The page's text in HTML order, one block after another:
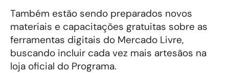
Também estão sendo preparados novos
materiais e capacitações gratuitas sobre as
ferramentas digitais do Mercado Livre,
buscando incluir cada vez mais artesãos na
loja oficial do Programa.